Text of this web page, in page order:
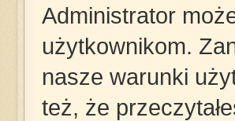
Administrator
użytkownikom.
nasze warunki
też, że